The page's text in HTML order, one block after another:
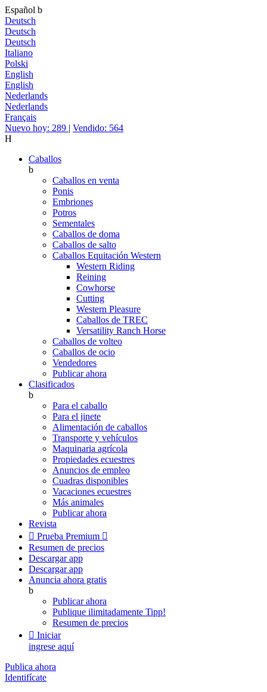
Español b
Deutsch
Deutsch
Deutsch
Italiano
Polski
English
English
Nederlands
Nederlands
Français
Nuevo hoy: 289 | Vendido: 564
H
Caballos
b
Caballos en venta
Ponis
Embriones
Potros
Sementales
Caballos de doma
Caballos de salto
Caballos Equitación Western
Western Riding
Reining
Cowhorse
Cutting
Western Pleasure
Caballos de TREC
Versatility Ranch Horse
Caballos de volteo
Caballos de ocio
Vendedores
Publicar ahora
Clasificados
b
Para el caballo
Para el jinete
Alimentación de caballos
Transporte y vehículos
Maquinaria agrícola
Propiedades ecuestres
Anuncios de empleo
Cuadras disponibles
Vacaciones ecuestres
Más animales
Publicar ahora
Revista
 Prueba Premium 
Resumen de precios
Descargar app
Descargar app
Anuncia ahora gratis
b
Publicar ahora
Publique ilimitadamente Tipp!
Resumen de precios
 Iniciar
ingrese aquí
Publica ahora
Identifícate